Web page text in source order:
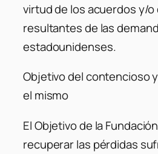
virtud de los acuerdos y/
resultantes de las
estadounidenses.
Objetivo del contencioso
el mismo
El Objetivo de la
recuperar las pérdidas